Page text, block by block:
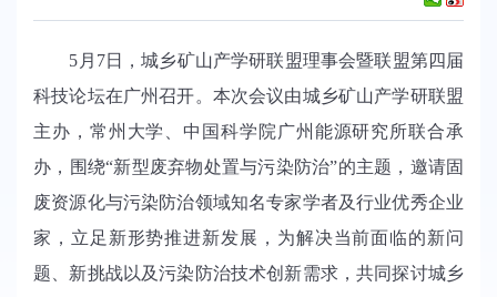
5 月 7日，城乡矿山产学研联盟理事会暨联盟第四届
科技论坛在广州召开。本次会议由城乡矿山产学研联盟
主办，常州大学、中国科学院广州能源研究所联合承
办，围绕“新型废弃物处置与污染防治”的主题，邀请固
废资源化与污染防治领域知名专家学者及行业优秀企业
家，立足新形势推进新发展，为解决当前面临的新问
题、新挑战以及污染防治技术创新需求，共同探讨城乡